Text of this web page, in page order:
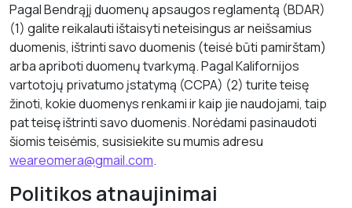
Pagal Bendrąjį duomenų apsaugos reglamentą (BDAR)
(1) galite reikalauti ištaisyti neteisingus ar neišsamius
duomenis, ištrinti savo duomenis (teisė būti pamirštam)
arba apriboti duomenų tvarkymą. Pagal Kalifornijos
vartotojų privatumo įstatymą (CCPA) (2) turite teisę
žinoti, kokie duomenys renkami ir kaip jie naudojami, taip
pat teisę ištrinti savo duomenis. Norėdami pasinaudoti
šiomis teisėmis, susisiekite su mumis adresu
weareomera@gmail.com.
Politikos atnaujinimai